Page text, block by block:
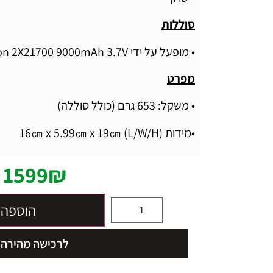
סוללות
• מופעל על ידי Li-ion 2X21700 9000mAh 3.7V
מפרט
• משקל: 653 גרם (כולל סוללה)
•מידות (L/W/H) 16㎝ x 5.99㎝ x 19㎝
1599₪
לרכישה מהירה